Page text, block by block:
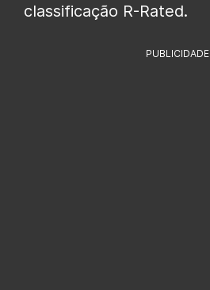
classificação R-Rated.
PUBLICIDADE